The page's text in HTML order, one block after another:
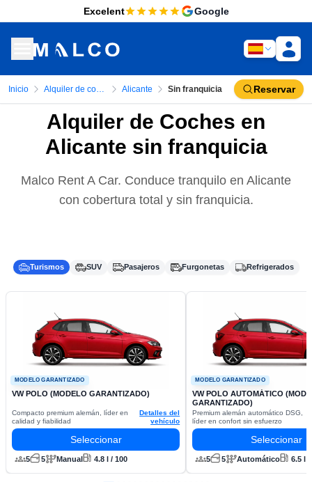
Excelent Google
Inicio Alquiler de coches Alicante Sin franquicia Reservar
Alquiler de Coches en
Alicante sin franquicia
Malco Rent A Car. Conduce tranquilo en Alicante
con cobertura total y sin franquicia.
Turismos SUV Pasajeros Furgonetas Refrigerados
MODELO GARANTIZADO
VW POLO (MODELO GARANTIZADO)
Compacto premium alemán, líder en
calidad y fiabilidad
Detalles del
vehículo
Seleccionar
5 5 Manual 4.8 l / 100
MODELO GARANTIZADO
VW POLO AUTOMÁTICO
GARANTIZADO)
Premium alemán automático DSG,
líder en confort sin esfuerzo
Seleccionar
5 5 Automático 6.5 l /